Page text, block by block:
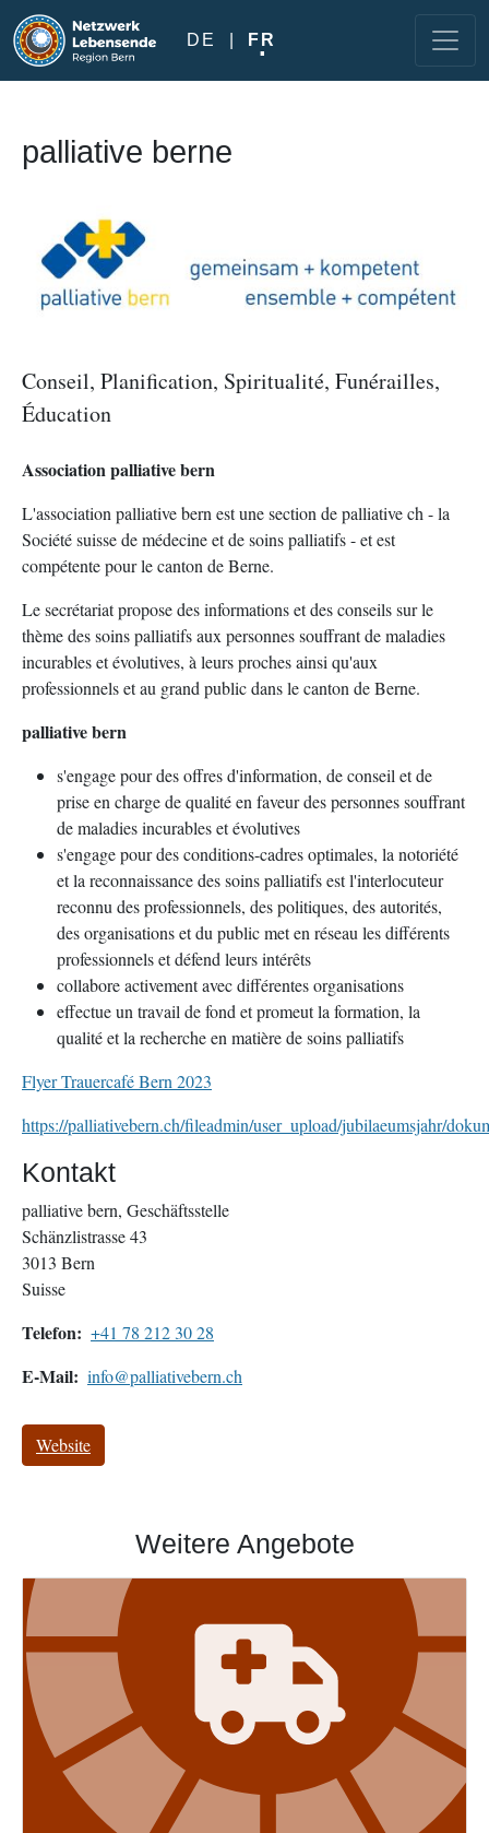
Aller au contenu principal
DE FR
palliative berne
Conseil, Planification, Spiritualité, Funérailles,
Éducation
Association palliative bern
L'association palliative bern est une section de palliative ch - la
Société suisse de médecine et de soins palliatifs - et est
compétente pour le canton de Berne.
Le secrétariat propose des informations et des conseils sur le
thème des soins palliatifs aux personnes souffrant de maladies
incurables et évolutives, à leurs proches ainsi qu'aux
professionnels et au grand public dans le canton de Berne.
palliative bern
s'engage pour des offres d'information, de conseil et de
prise en charge de qualité en faveur des personnes souffrant
de maladies incurables et évolutives
s'engage pour des conditions-cadres optimales, la notoriété
et la reconnaissance des soins palliatifs est l'interlocuteur
reconnu des professionnels, des politiques, des autorités,
des organisations et du public met en réseau les différents
professionnels et défend leurs intérêts
collabore activement avec différentes organisations
effectue un travail de fond et promeut la formation, la
qualité et la recherche en matière de soins palliatifs
Flyer Trauercafé Bern 2023
https://palliativebern.ch/fileadmin/user_upload/jubilaeumsjahr/
Kontakt
palliative bern, Geschäftsstelle
Schänzlistrasse 43
3013 Bern
Suisse
Telefon +41 78 212 30 28
E-Mail info@palliativebern.ch
Website
Weitere Angebote
Image